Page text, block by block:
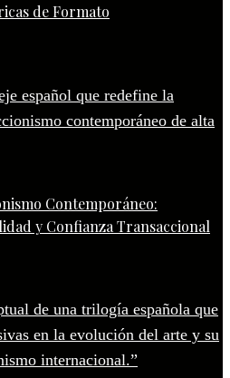
de Formato
Contemporáneo:
y Confianza Transaccional